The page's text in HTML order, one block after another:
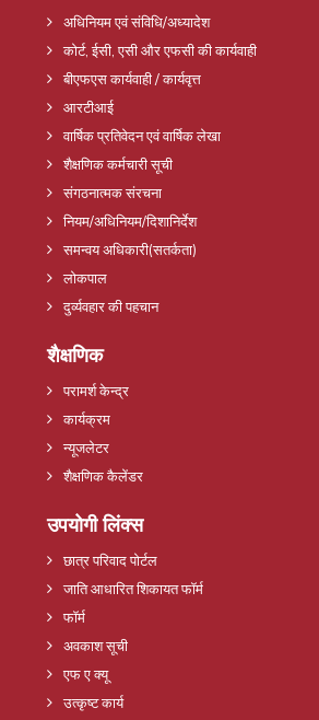
अधिनियम एवं संविधि/अध्यादेश
कोर्ट, ईसी, एसी और एफसी की कार्यवाही
बीएफएस कार्यवाही / कार्यवृत्त
आरटीआई
वार्षिक प्रतिवेदन एवं वार्षिक लेखा
शैक्षणिक कर्मचारी सूची
संगठनात्मक संरचना
नियम/अधिनियम/दिशानिर्देश
समन्वय अधिकारी(सतर्कता)
लोकपाल
दुर्व्यवहार की पहचान
शैक्षणिक
परामर्श केन्द्र
कार्यक्रम
न्यूजलेटर
शैक्षणिक कैलेंडर
उपयोगी लिंक्स
छात्र परिवाद पोर्टल
जाति आधारित शिकायत फॉर्म
फॉर्म
अवकाश सूची
एफ ए क्यू
उत्कृष्ट कार्य